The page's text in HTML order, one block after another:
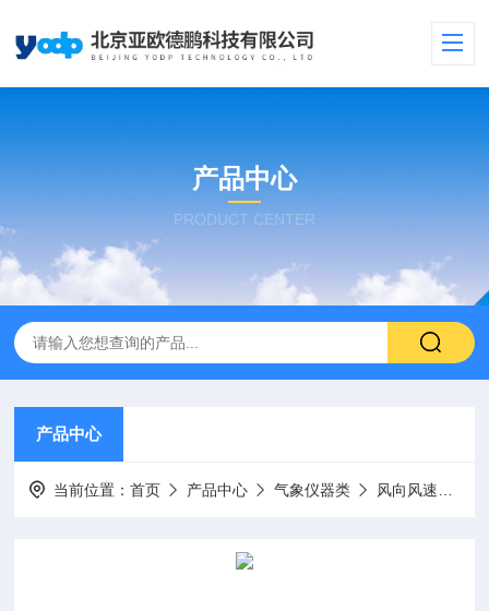
产品中心
PRODUCT CENTER
产品中心
当前位置：首页 产品中心 气象仪器类 风向风速